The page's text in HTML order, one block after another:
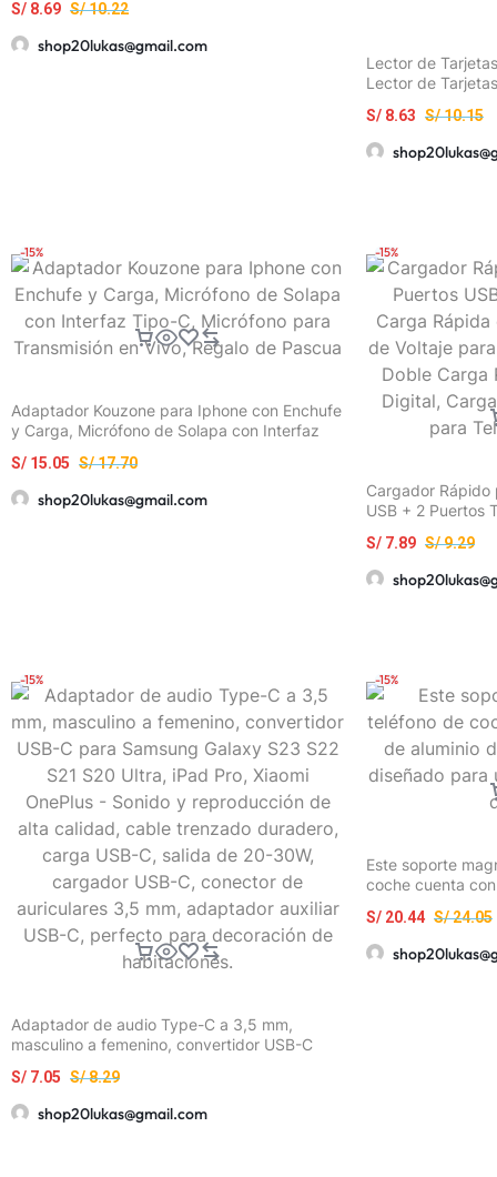
S/10.22
S/ 8.69
shop20lukas@gmail.com
Lector de
Lector de
Memoria/SD,
de Cámara
iPhone/iPad/
S/10.15
S/ 8.63
-15%
Adaptador Kouzone para Iphone con Enchufe
y Carga, Micrófono de Solapa con Interfaz
Regalo de Pascua
S/17.70
S/ 15.05
shop20lukas@gmail.com
-15%
Cargador Rápido
USB + 2 Puertos
Carga Más
PD3.0, Pantalla
Cargador para
S/9.29
S/ 7.89
-15%
Adaptador de audio Type-C a 3,5 mm,
masculino a femenino, convertidor USB-C
iPad Pro, Xiaomi OnePlus – Sonido y
reproducción de alta calidad, cable trenzado
duradero, carga USB-C, salida de 20-30W,
S/8.29
S/ 7.05
shop20lukas@gmail.com
-15%
Este soporte
coche cuenta
en los
S/24.05
S/ 20.44